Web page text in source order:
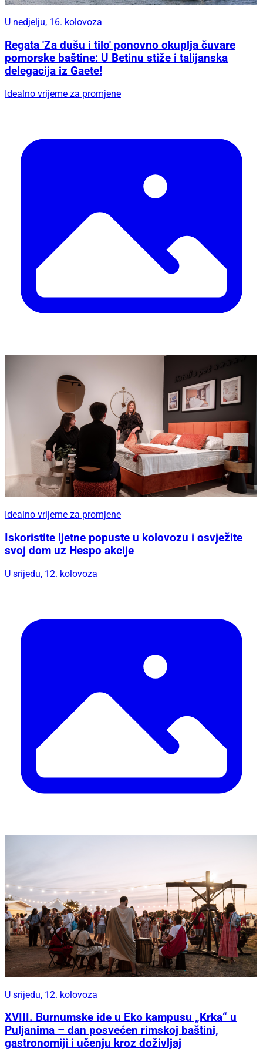
U nedjelju, 16. kolovoza
Regata 'Za dušu i tilo' ponovno okuplja čuvare
pomorske baštine: U Betinu stiže i talijanska
delegacija iz Gaete!
Idealno vrijeme za promjene
Idealno vrijeme za promjene
Iskoristite ljetne popuste u kolovozu i osvježite
svoj dom uz Hespo akcije
U srijedu, 12. kolovoza
U srijedu, 12. kolovoza
XVIII. Burnumske ide u Eko kampusu „Krka“ u
Puljanima – dan posvećen rimskoj baštini,
gastronomiji i učenju kroz doživljaj